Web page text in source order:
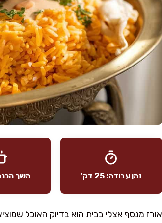
זמן עבודה: 25 דק' משך הכנה:
אורז מנסף אצלי בבית הוא בדיוק האוכל